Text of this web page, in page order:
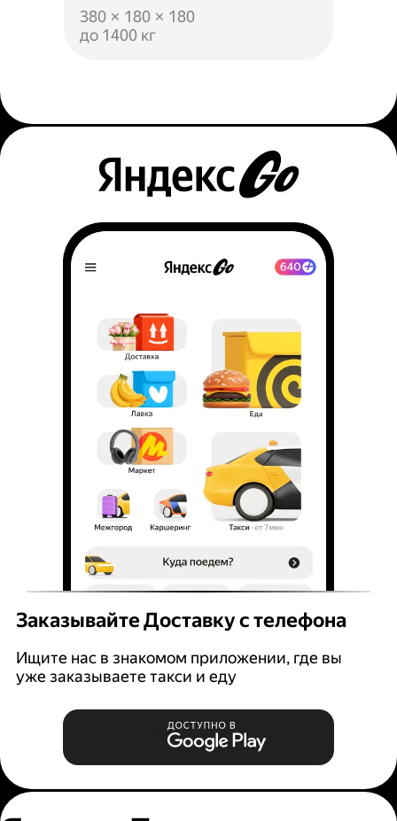
380 × 180 × 180
до 1400 кг
Заказывайте Доставку с телефона
Ищите нас в знакомом приложении, где вы
уже заказываете такси и еду